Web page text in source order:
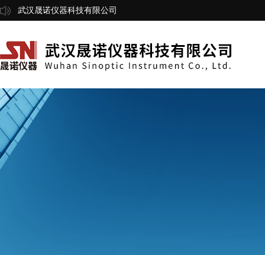
武汉晟诺仪器科技有限公司